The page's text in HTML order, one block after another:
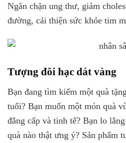
Ngăn chặn ung thư, giảm
đường, cải thiện sức khỏe tim
Tượng đôi hạc dát vàng
Bạn đang tìm kiếm một quà
tuổi? Bạn muốn một món quà
đẳng cấp và tinh tế? Bạn lo
quà nào thật ưng ý? Sản phẩm